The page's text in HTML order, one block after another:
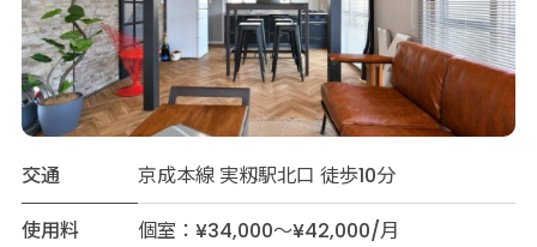
交通
京成本線 実籾駅北口 徒歩10分
使用料
個室：¥34,000～¥42,000/月